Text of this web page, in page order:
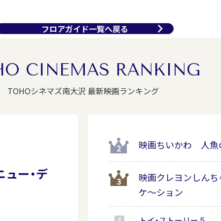
フロアガイド一覧へ戻る
CINEMAS RANKING
TOHOシネマズ南大沢 最新映画ランキング
ュー・デ
映画ちいかわ 人魚
映画クレヨンしん
ケ～ション